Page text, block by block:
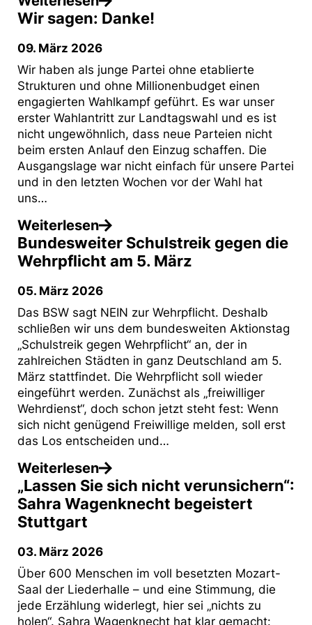
Wir sagen: Danke!
09. März 2026
Wir haben als junge Partei ohne etablierte
Strukturen und ohne Millionenbudget einen
engagierten Wahlkampf geführt. Es war unser
erster Wahlantritt zur Landtagswahl und es ist
nicht ungewöhnlich, dass neue Parteien nicht
beim ersten Anlauf den Einzug schaffen. Die
Ausgangslage war nicht einfach für unsere Partei
und in den letzten Wochen vor der Wahl hat
uns…
Weiterlesen
Bundesweiter Schulstreik gegen die
Wehrpflicht am 5. März
05. März 2026
Das BSW sagt NEIN zur Wehrpflicht. Deshalb
schließen wir uns dem bundesweiten Aktionstag
„Schulstreik gegen Wehrpflicht“ an, der in
zahlreichen Städten in ganz Deutschland am 5.
März stattfindet. Die Wehrpflicht soll wieder
eingeführt werden. Zunächst als „freiwilliger
Wehrdienst“, doch schon jetzt steht fest: Wenn
sich nicht genügend Freiwillige melden, soll erst
das Los entscheiden und…
Weiterlesen
„Lassen Sie sich nicht verunsichern“:
Sahra Wagenknecht begeistert
Stuttgart
03. März 2026
Über 600 Menschen im voll besetzten Mozart-
Saal der Liederhalle – und eine Stimmung, die
jede Erzählung widerlegt, hier sei „nichts zu
holen“. Sahra Wagenknecht hat klar gemacht: